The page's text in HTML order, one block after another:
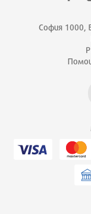
София 1000,